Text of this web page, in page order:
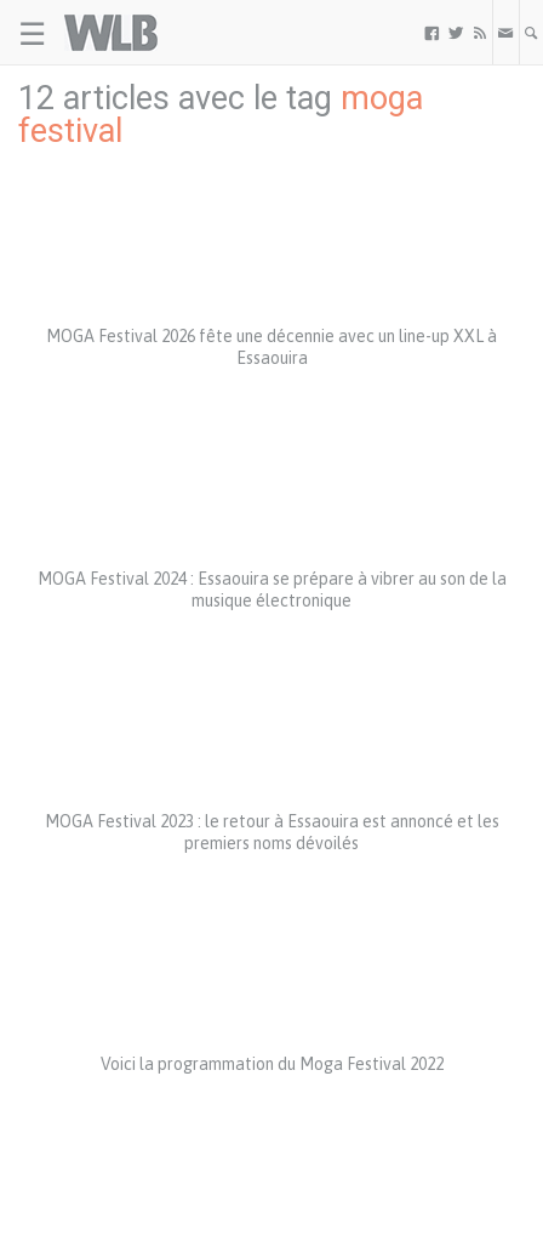
☰   
12 articles avec le tag moga
festival
MOGA Festival 2026 fête une décennie avec un line-up XXL à
Essaouira
MOGA Festival 2024 : Essaouira se prépare à vibrer au son de la
musique électronique
MOGA Festival 2023 : le retour à Essaouira est annoncé et les
premiers noms dévoilés
Voici la programmation du Moga Festival 2022